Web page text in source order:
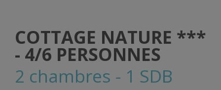
COTTAGE NATURE ***
- 4/6 PERSONNES
2 chambres - 1 SDB